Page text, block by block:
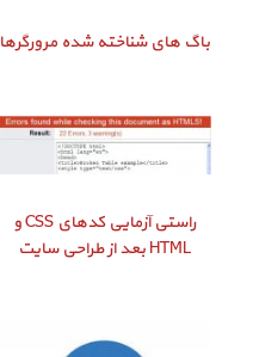
باگ‌ های شناخته شده مرورگرها
راستی‌ آزمایی کدهای CSS و
HTML بعد از طراحی سایت